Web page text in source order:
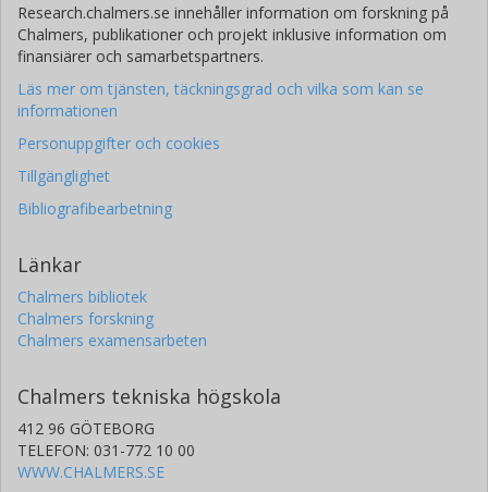
Research.chalmers.se innehåller information om forskning på
Chalmers, publikationer och projekt inklusive information om
finansiärer och samarbetspartners.
Läs mer om tjänsten, täckningsgrad och vilka som kan se
informationen
Personuppgifter och cookies
Tillgänglighet
Bibliografibearbetning
Länkar
Chalmers bibliotek
Chalmers forskning
Chalmers examensarbeten
Chalmers tekniska högskola
412 96 GÖTEBORG
TELEFON: 031-772 10 00
WWW.CHALMERS.SE